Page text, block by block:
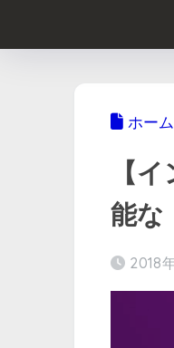
ホーム
【
能な
2018